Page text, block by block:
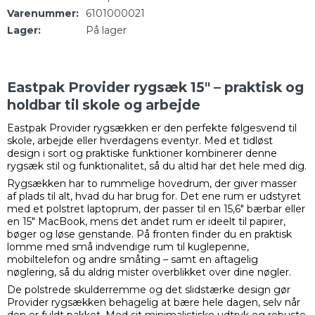
Varenummer:
6101000021
Lager:
På lager
Eastpak Provider rygsæk 15" – praktisk og
holdbar til skole og arbejde
Eastpak Provider rygsækken er den perfekte følgesvend til
skole, arbejde eller hverdagens eventyr. Med et tidløst
design i sort og praktiske funktioner kombinerer denne
rygsæk stil og funktionalitet, så du altid har det hele med dig.
Rygsækken har to rummelige hovedrum, der giver masser
af plads til alt, hvad du har brug for. Det ene rum er udstyret
med et polstret laptoprum, der passer til en 15,6" bærbar eller
en 15" MacBook, mens det andet rum er ideelt til papirer,
bøger og løse genstande. På fronten finder du en praktisk
lomme med små indvendige rum til kuglepenne,
mobiltelefon og andre småting – samt en aftagelig
nøglering, så du aldrig mister overblikket over dine nøgler.
De polstrede skulderremme og det slidstærke design gør
Provider rygsækken behagelig at bære hele dagen, selv når